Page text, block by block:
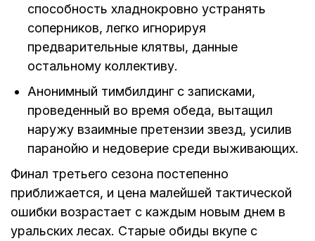
способность хладнокровно устранять
соперников, легко игнорируя
предварительные клятвы, данные
остальному коллективу.
Анонимный тимбилдинг с записками,
проведенный во время обеда, вытащил
наружу взаимные претензии звезд, усилив
паранойю и недоверие среди выживающих.
Финал третьего сезона постепенно
приближается, и цена малейшей тактической
ошибки возрастает с каждым новым днем в
уральских лесах. Старые обиды вкупе с